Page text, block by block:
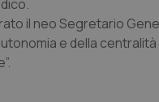
il neo Segretario
e della